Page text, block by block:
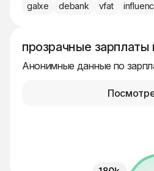
galxe
debank vfat
прозрачные зарплаты
Анонимные данные по